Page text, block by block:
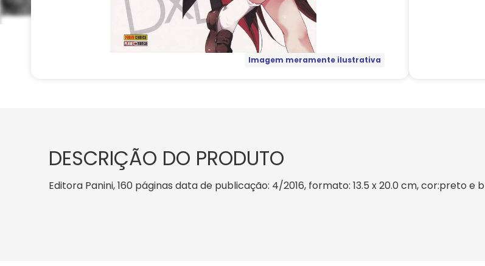
Imagem meramente ilustrativa
DESCRIÇÃO DO PRODUTO
Editora Panini, 160 páginas data de publicação: 4/2016, formato: 13.5 x 20.0 cm, cor:preto